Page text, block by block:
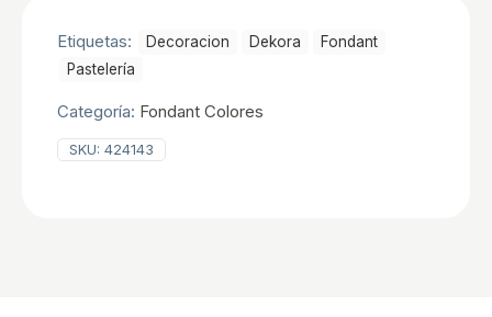
Etiquetas: Decoracion Dekora
Fondant
Pastelerí­a
Categoría: Fondant Colores
SKU: 424143